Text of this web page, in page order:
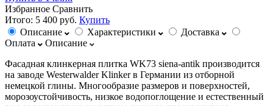
Избранное Сравнить
Итого: 5 400 руб. Купить
Описание
Характеристики
Доставка
Оплата
Описание
Фасадная клинкерная плитка WK73 siena-antik производится
на заводе Westerwalder Klinker в Германии из отборной
немецкой глины. Многообразие размеров и поверхностей,
морозоустойчивость, низкое водопоглощение и естественный